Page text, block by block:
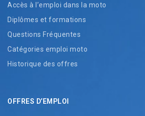
Accès à l’emploi dans la moto
Diplômes et formations
Questions Fréquentes
Catégories emploi moto
Historique des offres
OFFRES D’EMPLOI